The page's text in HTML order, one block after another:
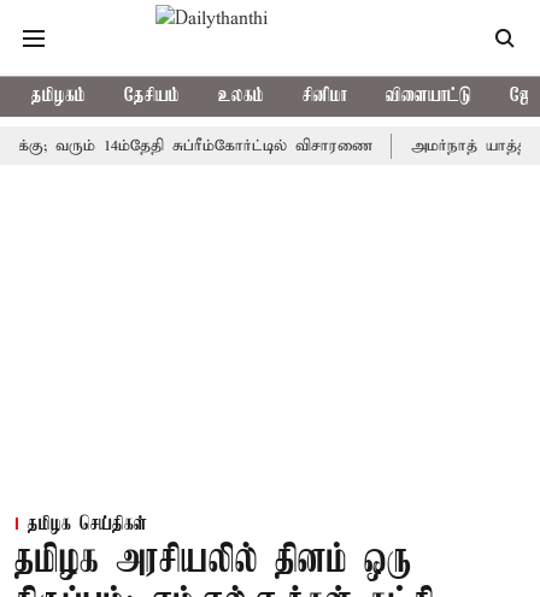
தமிழகம் தேசியம் உலகம் சினிமா விளையாட்டு
14ம்தேதி சுப்ரீம்கோர்ட்டில் விசாரணை அமர்நாத் யாத்திரை
தமிழக செய்திகள்
தமிழக அரசியலில் தினம் ஒரு